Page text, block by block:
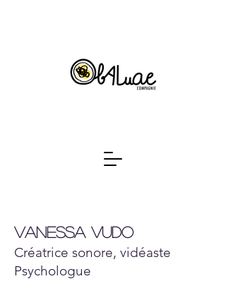
Vanessa vudo
Créatrice sonore, vidéaste
Psychologue